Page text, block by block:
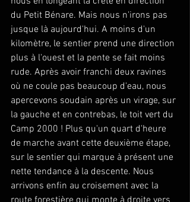
du Petit Bénare. Mais nous n'irons pas
jusque là aujourd'hui. A moins d'un
kilomètre, le sentier prend une direction
plus à l'ouest et la pente se fait moins
rude. Après avoir franchi deux ravines
où ne coule pas beaucoup d'eau, nous
apercevons soudain après un virage, sur
la gauche et en contrebas, le toit vert du
Camp 2000 ! Plus qu'un quart d'heure
de marche avant cette deuxième étape,
sur le sentier qui marque à présent une
nette tendance à la descente. Nous
arrivons enfin au croisement avec la